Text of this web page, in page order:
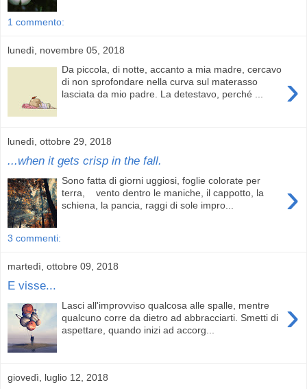
1 commento:
lunedì, novembre 05, 2018
›
Da piccola, di notte, accanto a mia madre, cercavo
di non sprofondare nella curva sul materasso
lasciata da mio padre. La detestavo, perché ...
lunedì, ottobre 29, 2018
...when it gets crisp in the fall.
›
Sono fatta di giorni uggiosi, foglie colorate per
terra, vento dentro le maniche, il cappotto, la
schiena, la pancia, raggi di sole impro...
3 commenti:
martedì, ottobre 09, 2018
E visse...
›
Lasci all'improvviso qualcosa alle spalle, mentre
qualcuno corre da dietro ad abbracciarti. Smetti di
aspettare, quando inizi ad accorg...
giovedì, luglio 12, 2018